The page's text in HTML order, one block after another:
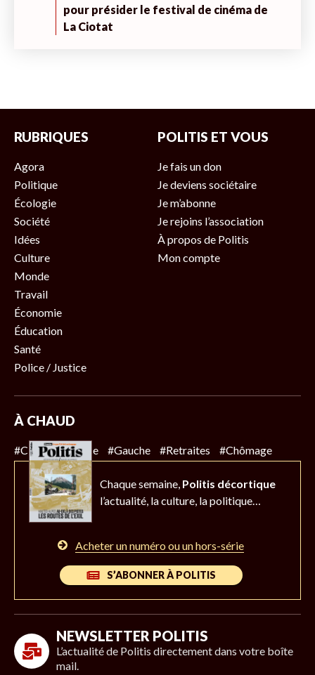
pour présider le festival de cinéma de
La Ciotat
RUBRIQUES
Agora
Politique
Écologie
Société
Idées
Culture
Monde
Travail
Économie
Éducation
Santé
Police / Justice
POLITIS ET VOUS
Je fais un don
Je deviens sociétaire
Je m’abonne
Je rejoins l’association
À propos de Politis
Mon compte
À CHAUD
#Climat #Police #Gauche #Retraites #Chômage
Chaque semaine, Politis décortique
l’actualité, la culture, la politique…
Acheter un numéro ou un hors-série
S’ABONNER À POLITIS
NEWSLETTER POLITIS
L’actualité de Politis directement dans votre boîte
mail.